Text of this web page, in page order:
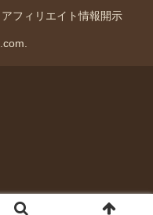
アフィリエイト情報開示